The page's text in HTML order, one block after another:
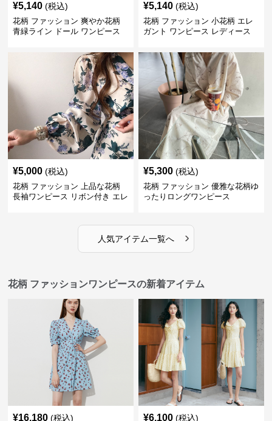
¥5,140 (税込)
花柄 ファッション 爽やか花柄
青緑ライン ドール ワンピース
¥5,140 (税込)
花柄 ファッション 小花柄 エレ
ガント ワンピース レディース
¥5,000 (税込)
花柄 ファッション 上品な花柄
長袖ワンピース リボン付き エレ
¥5,300 (税込)
花柄 ファッション 優雅な花柄ゆ
ったりロングワンピース
人気アイテム一覧へ ›
花柄 ファッションワンピースの新着アイテム
¥16,180 (税込) ¥6,100 (税込)